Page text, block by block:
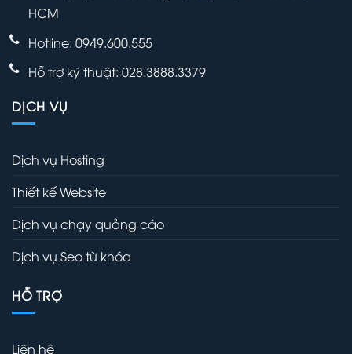
HCM
Hotline: 0949.600.555
Hỗ trợ kỹ thuật: 028.3888.3379
DỊCH VỤ
Dịch vụ Hosting
Thiết kế Website
Dịch vụ chạy quảng cáo
Dịch vụ Seo từ khóa
HỖ TRỢ
Liên hệ